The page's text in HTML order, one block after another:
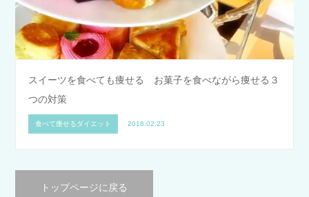
スイーツを食べても痩せる お菓子を食べながら痩せる３
つの対策
食べて痩せるダイエット 2018.02.23
トップページに戻る